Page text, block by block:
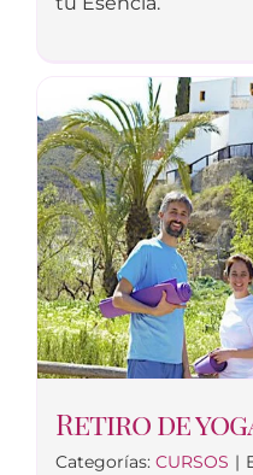
Retiro de
Categorías: CURSOS |